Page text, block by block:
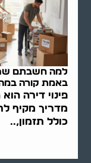
למה חשבתם
באמת קורה
פינוי דירה
מדריך מקיף
כולל תזמון,..